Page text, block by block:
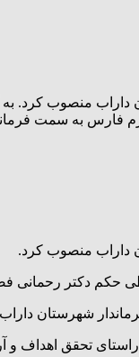
منصوب کرد.
فارس به سمت
داراب منصوب کرد.
طی حکم دکتر
شهرستان
تحقق اهداف